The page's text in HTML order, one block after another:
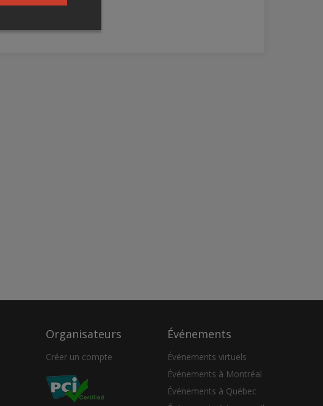
Organisateurs
Créer un compte
Événements
Événements virtuels
Événements à Montréal
Événements à Québec